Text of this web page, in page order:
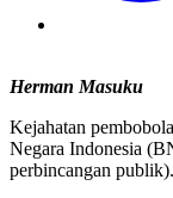
Herman Masuku
Kejahatan
Negara Indonesia
perbincangan publik).